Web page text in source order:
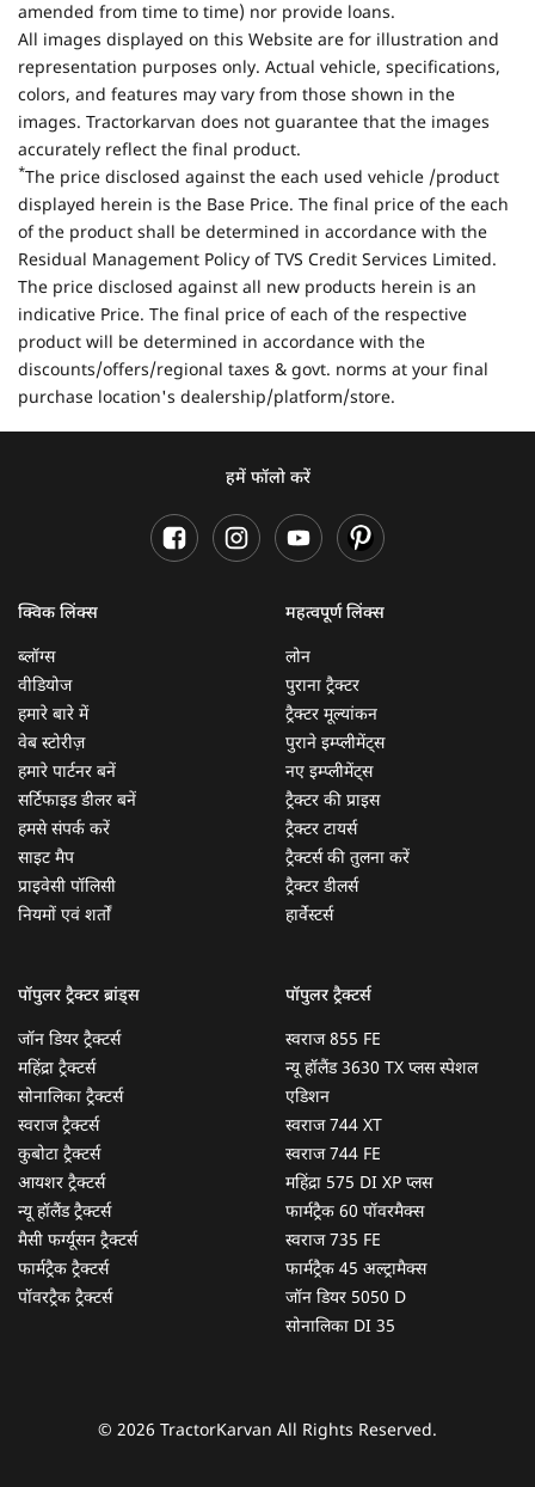
amended from time to time) nor provide loans.
All images displayed on this Website are for illustration and
representation purposes only. Actual vehicle, specifications,
colors, and features may vary from those shown in the
images. Tractorkarvan does not guarantee that the images
accurately reflect the final product.
*The price disclosed against the each used vehicle /product
displayed herein is the Base Price. The final price of the each
of the product shall be determined in accordance with the
Residual Management Policy of TVS Credit Services Limited.
The price disclosed against all new products herein is an
indicative Price. The final price of each of the respective
product will be determined in accordance with the
discounts/offers/regional taxes & govt. norms at your final
purchase location's dealership/platform/store.
हमें फॉलो करें
क्विक लिंक्स
ब्लॉग्स
वीडियोज
हमारे बारे में
वेब स्टोरीज़
हमारे पार्टनर बनें
सर्टिफाइड डीलर बनें
हमसे संपर्क करें
साइट मैप
प्राइवेसी पॉलिसी
नियमों एवं शर्तों
महत्वपूर्ण लिंक्स
लोन
पुराना ट्रैक्टर
ट्रैक्टर मूल्यांकन
पुराने इम्प्लीमेंट्स
नए इम्प्लीमेंट्स
ट्रैक्टर की प्राइस
ट्रैक्टर टायर्स
ट्रैक्टर्स की तुलना करें
ट्रैक्टर डीलर्स
हार्वेस्टर्स
पॉपुलर ट्रैक्टर ब्रांड्स
जॉन डियर ट्रैक्टर्स
महिंद्रा ट्रैक्टर्स
सोनालिका ट्रैक्टर्स
स्वराज ट्रैक्टर्स
कुबोटा ट्रैक्टर्स
आयशर ट्रैक्टर्स
न्यू हॉलैंड ट्रैक्टर्स
मैसी फर्ग्यूसन ट्रैक्टर्स
फार्मट्रैक ट्रैक्टर्स
पॉवरट्रैक ट्रैक्टर्स
पॉपुलर ट्रैक्टर्स
स्वराज 855 FE
न्यू हॉलैंड 3630 TX प्लस स्पेशल
एडिशन
स्वराज 744 XT
स्वराज 744 FE
महिंद्रा 575 DI XP प्लस
फार्मट्रैक 60 पॉवरमैक्स
स्वराज 735 FE
फार्मट्रैक 45 अल्ट्रामैक्स
जॉन डियर 5050 D
सोनालिका DI 35
© 2026 TractorKarvan All Rights Reserved.